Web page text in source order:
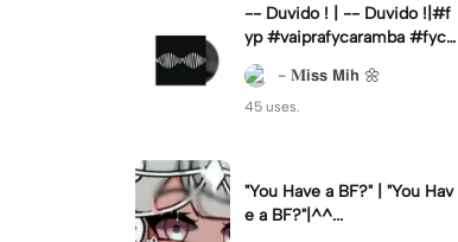
-- Duvido ! | -- Duvido !|#f
yp #vaiprafycaramba #fyca
pcut #viral
- 𝐌𝗶𝘀𝘀 𝗠𝗶𝗵 🌼
45 uses.
"You Have a BF?" | "You Hav
e a BF?"|^^...